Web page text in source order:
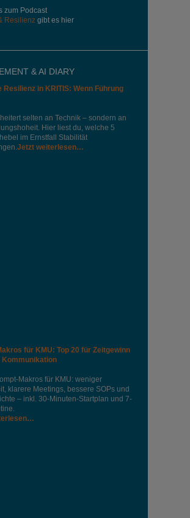
zum Podcast
Resilienz gibt es hier
& AI DIARY
Resilienz in KRITIS: Wenn Führung
selten an Technik – sondern an
Hier liest du, welche 5
im Ernstfall Stabilität
Jetzt weiterlesen…
für KMU: Top 20 für Zeitgewinn
Kommunikation
Makros für KMU: weniger
klarere Meetings, bessere SOPs und
– inkl. 30-Minuten-Startplan und 7-